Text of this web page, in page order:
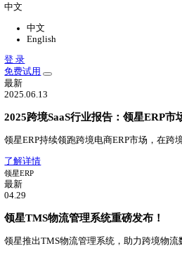
中文
中文
English
中文
English
登 录